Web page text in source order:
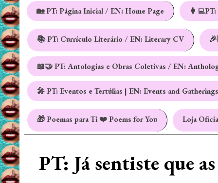
🏡 PT: Página Inicial / EN: Home Page
📚 PT: Currículo Literário / EN: Literary CV
📖🤝 PT: Antologias e Obras Coletivas / EN:
🎤 PT: Eventos e Tertúlias | EN: Events and Gatherings
🎁 Poemas para Ti ❤️ Poems for You Loja
PT: Já sentiste que